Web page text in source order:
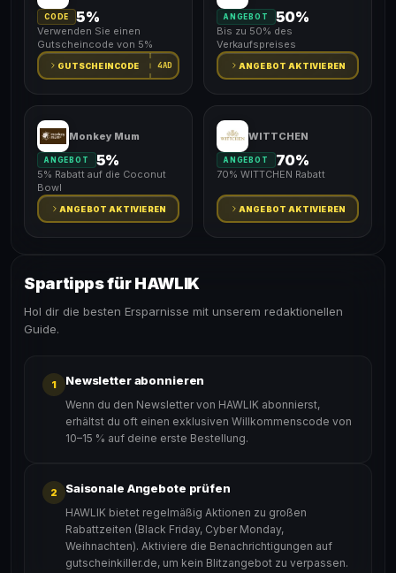
CODE 5%
Verwenden Sie einen
Gutscheincode von 5%
GUTSCHEINCODE 4AD
ANGEBOT 50%
Bis zu 50% des
Verkaufspreises
ANGEBOT AKTIVIEREN
Monkey Mum
ANGEBOT 5%
5% Rabatt auf die Coconut
Bowl
ANGEBOT AKTIVIEREN
WITTCHEN
ANGEBOT 70%
70% WITTCHEN Rabatt
ANGEBOT AKTIVIEREN
Spartipps für HAWLIK
Hol dir die besten Ersparnisse mit unserem redaktionellen
Guide.
1 Newsletter abonnieren
Wenn du den Newsletter von HAWLIK abonnierst,
erhältst du oft einen exklusiven Willkommenscode von
10–15 % auf deine erste Bestellung.
2 Saisonale Angebote prüfen
HAWLIK bietet regelmäßig Aktionen zu großen
Rabattzeiten (Black Friday, Cyber Monday,
Weihnachten). Aktiviere die Benachrichtigungen auf
gutscheinkiller.de, um kein Blitzangebot zu verpassen.